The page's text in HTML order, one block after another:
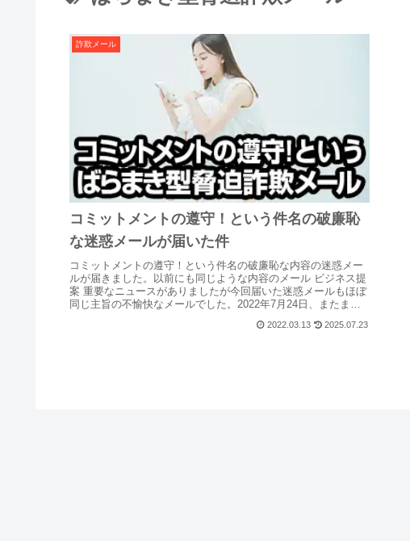
詐欺メール
コミットメントの遵守！という件名の破廉恥
な迷惑メールが届いた件
コミットメントの遵守！という件名の破廉恥な内容の迷惑メー
ルが届きました。以前にも同じような内容のメール ビジネス提
案 重要なニュースがありましたが今回届いた迷惑メールもほぼ
同じ主旨の不愉快なメールでした。2022年7月24日、またまた
2022.03.13 2025.07.23